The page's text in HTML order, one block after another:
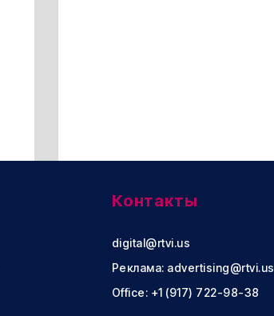
Контакты
digital@rtvi.us
Реклама: advertising@rtvi.us
Office: +1 (917) 722-98-38